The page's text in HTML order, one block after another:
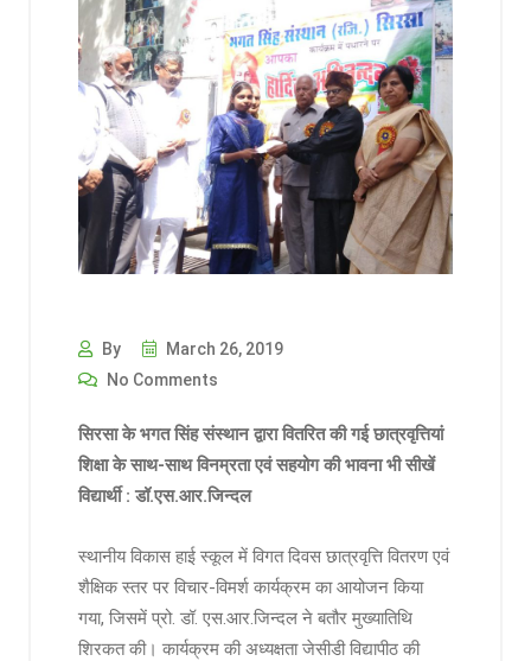
By
March 26, 2019
No Comments
सिरसा के भगत सिंह संस्थान द्वारा वितरित की गई छात्रवृत्तियां
शिक्षा के साथ-साथ विनम्रता एवं सहयोग की भावना भी सीखें
विद्यार्थी : डॉ.एस.आर.जिन्दल
स्थानीय विकास हाई स्कूल में विगत दिवस छात्रवृत्ति वितरण एवं
शैक्षिक स्तर पर विचार-विमर्श कार्यक्रम का आयोजन किया
गया, जिसमें प्रो. डॉ. एस.आर.जिन्दल ने बतौर मुख्यातिथि
शिरकत की। कार्यक्रम की अध्यक्षता जेसीडी विद्यापीठ की